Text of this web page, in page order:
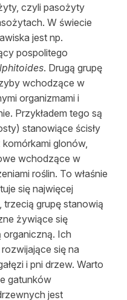
czyli pasożyty
W świecie
jest np.
pospolitego
. Drugą grupę
wchodzące w
organizmami i
Przykładem tego są
stanowiące ścisły
glonów,
wchodzące w
roślin. To właśnie
się najwięcej
grupę stanowią
żywiące się
organiczną. Ich
się na
i pni drzew. Warto
gatunków
jest